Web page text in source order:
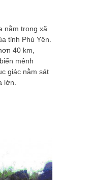
nằm trong xã
tỉnh Phú Yên.
40 km,
mênh
giác nằm sát
lớn.